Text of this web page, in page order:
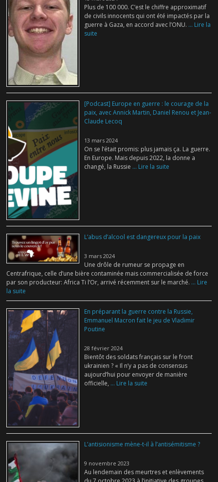
Plus de 100 000. C’est le chiffre approximatif
de civils innocents qui ont été impactés par la
guerre à Gaza, en accord avec l’ONU. ... Lire la
suite
[Podcast] Europe en guerre : le courage de la
paix, avec Annick Martin, Daniel Renou et Jean-
Claude Lecoq
13 mars 2024
On se l’était promis: plus jamais ça. La guerre.
En Europe. Mais depuis 2022, la donne a
changé, la Russie ... Lire la suite
L’abus d’alcool est dangereux pour la paix
3 mars 2024
Une drôle de rumeur se propage en
Centrafrique, celle d’une bière contaminée mais commercialisée de force
par son producteur: Africa Ti l’Or, arrivé récemment sur le marché. ... Lire
la suite
En préparant la guerre contre la Russie,
Emmanuel Macron fait le jeu de Vladimir
Poutine
28 février 2024
Bientôt des soldats français sur le front
ukrainien ? « Il n’y a pas de consensus
aujourd’hui pour envoyer de manière
officielle, ... Lire la suite
L’antisionisme mène-t-il à l’antisémitisme ?
9 novembre 2023
Au lendemain des meurtres et enlèvements